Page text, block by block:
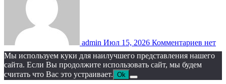
admin Июл 15, 2026 Комментариев нет
Мы используем куки для наилучшего представления нашего
сайта. Если Вы продолжите использовать сайт, мы будем
считать что Вас это устраивает. Ok